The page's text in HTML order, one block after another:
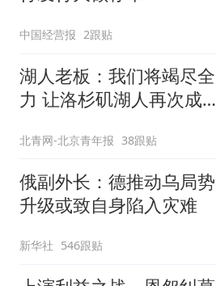
中国经营报 2跟贴
湖人老板：我们将竭尽全
力 让洛杉矶湖人再次成为
北青网-北京青年报 38跟贴
俄副外长：德推动乌局势
升级或致自身陷入灾难
新华社 546跟贴